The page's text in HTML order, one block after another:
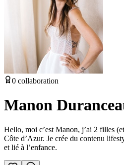
0 collaboration
Manon
Hello, moi c’est Manon, j’ai 2 filles
Côte d’Azur. Je crée du contenu
et lié à l’enfance.